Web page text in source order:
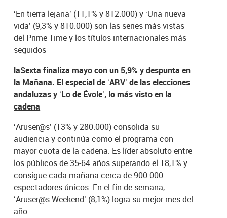
‘En tierra lejana’ (11,1% y 812.000) y ‘Una nueva
vida’ (9,3% y 810.000) son las series más vistas
del Prime Time y los títulos internacionales más
seguidos
laSexta finaliza mayo con un 5,9% y despunta en
la Mañana. El especial de ‘ARV’ de las elecciones
andaluzas y ‘Lo de Évole’, lo más visto en la
cadena
‘Aruser@s’ (13% y 280.000) consolida su
audiencia y continúa como el programa con
mayor cuota de la cadena. Es líder absoluto entre
los públicos de 35-64 años superando el 18,1% y
consigue cada mañana cerca de 900.000
espectadores únicos. En el fin de semana,
‘Aruser@s Weekend’ (8,1%) logra su mejor mes del
año